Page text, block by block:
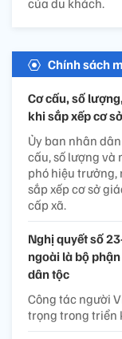
Chính sách
Cơ cấu, số
khi sắp xếp cơ
Ủy ban nhân
cấu, số lượng và
phó hiệu trưởng,
sắp xếp cơ sở
cấp xã.
Nghị quyết số
ngoài là bộ
dân tộc
Công tác người
trọng trong triển